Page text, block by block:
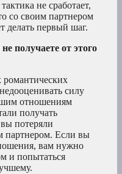
не сработает,
со своим партнером
делать первый шаг.
получаете от этого
силу
отношениям
получать
вы потеряли
партнером. Если вы
вам нужно
и попытаться